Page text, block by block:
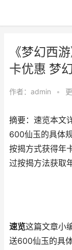
《梦幻西
卡优惠 梦
作者： admin •
摘要：速览本文
600仙玉的具体
按揭方式获得年
过按揭方法获取
速览这篇文章小
送600仙玉的具